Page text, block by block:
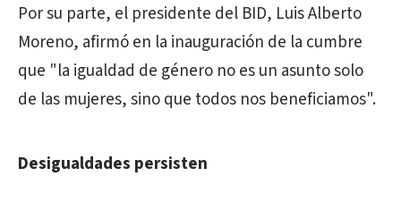
Por su parte, el presidente del BID, Luis Alberto
Moreno, afirmó en la inauguración de la cumbre
que "la igualdad de género no es un asunto solo
de las mujeres, sino que todos nos beneficiamos".
Desigualdades persisten